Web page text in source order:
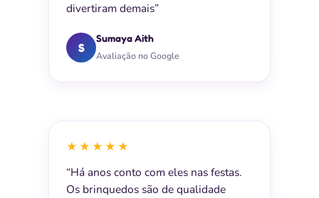
divertiram demais”
S
Sumaya Aith
Avaliação no Google
★★★★★
“Há anos conto com eles nas festas.
Os brinquedos são de qualidade